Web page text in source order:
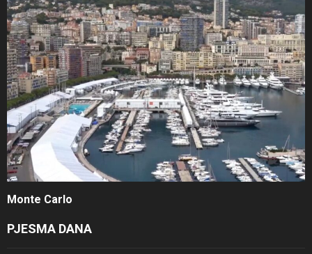
Monte Carlo
PJESMA DANA